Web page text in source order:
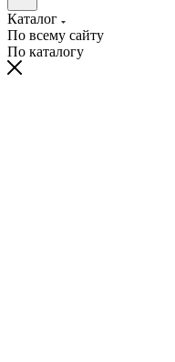
Каталог
По всему сайту
По каталогу